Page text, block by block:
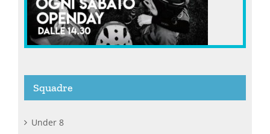
Squadre
Under 8